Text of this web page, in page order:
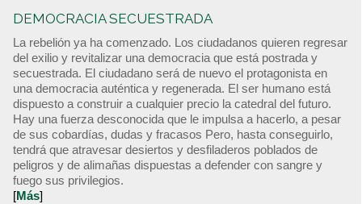
DEMOCRACIA SECUESTRADA
La rebelión ya ha comenzado. Los ciudadanos quieren regresar
del exilio y revitalizar una democracia que está postrada y
secuestrada. El ciudadano será de nuevo el protagonista en
una democracia auténtica y regenerada. El ser humano está
dispuesto a construir a cualquier precio la catedral del futuro.
Hay una fuerza desconocida que le impulsa a hacerlo, a pesar
de sus cobardías, dudas y fracasos Pero, hasta conseguirlo,
tendrá que atravesar desiertos y desfiladeros poblados de
peligros y de alimañas dispuestas a defender con sangre y
fuego sus privilegios.
[Más]